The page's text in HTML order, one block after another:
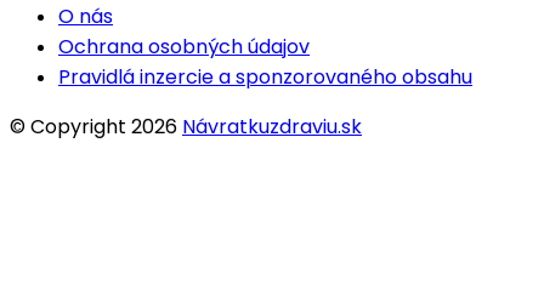
O nás
Ochrana osobných údajov
Pravidlá inzercie a sponzorovaného obsahu
© Copyright 2026 Návratkuzdraviu.sk